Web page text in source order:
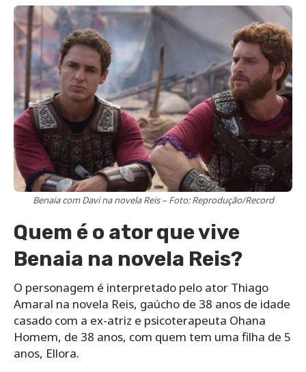
Benaia com Davi na novela Reis – Foto: Reprodução/Record
Quem é o ator que vive
Benaia na novela Reis?
O personagem é interpretado pelo ator Thiago
Amaral na novela Reis, gaúcho de 38 anos de idade
casado com a ex-atriz e psicoterapeuta Ohana
Homem, de 38 anos, com quem tem uma filha de 5
anos, Ellora.